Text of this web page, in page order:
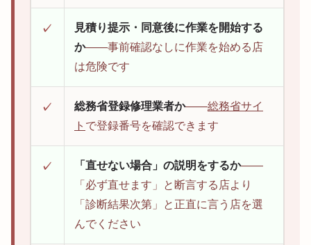
✓
見積り提示・同意後に作業を開始する
か——事前確認なしに作業を始める店
は危険です
✓ 総務省登録修理業者か——総務省サイ
ト で登録番号を確認できます
✓ 「直せない場合」の説明をするか——
「必ず直せます」と断言する店より
「診断結果次第」と正直に言う店を選
んでください